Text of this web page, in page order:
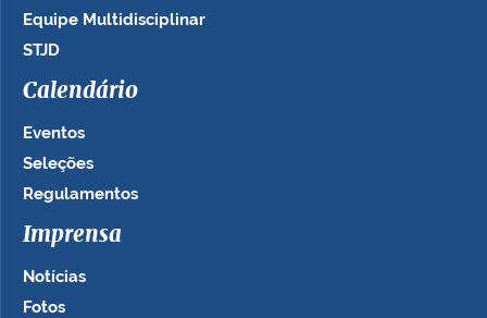
Equipe Multidisciplinar
STJD
Calendário
Eventos
Seleções
Regulamentos
Imprensa
Notícias
Fotos